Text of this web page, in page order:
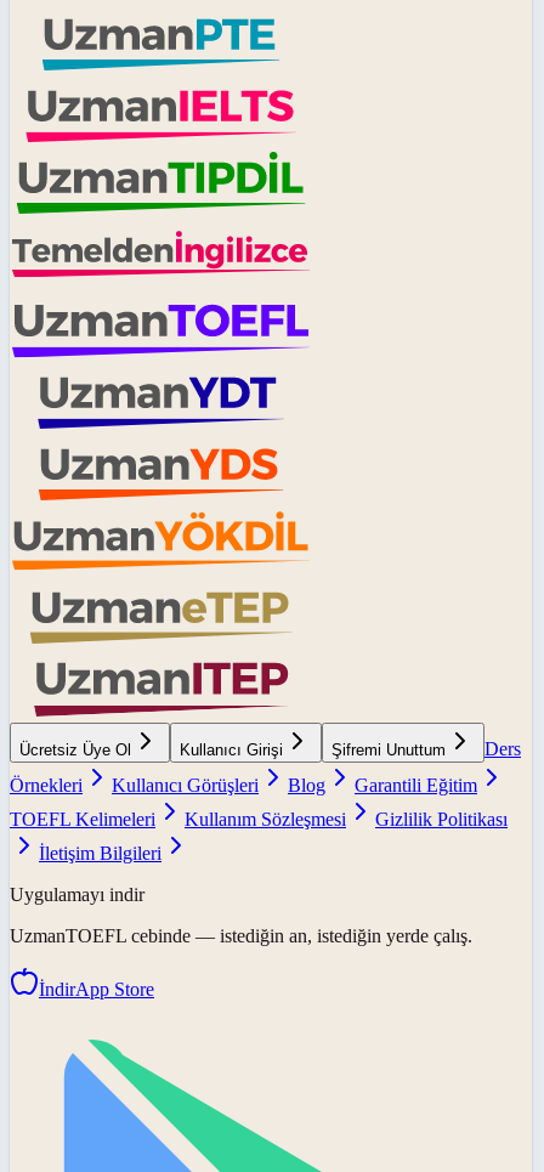
Ücretsiz Üye Ol Kullanıcı Girişi Şifremi Unuttum
Ders
Örnekleri
Kullanıcı Görüşleri Blog
Garantili Eğitim
TOEFL Kelimeleri
Kullanım Sözleşmesi
Gizlilik Politikası
İletişim Bilgileri
Uygulamayı indir
UzmanTOEFL cebinde — istediğin an, istediğin yerde çalış.
İndirApp Store